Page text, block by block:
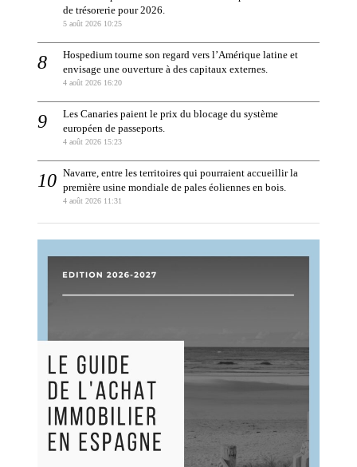
de trésorerie pour 2026.
5 août 2026 10:25
Hospedium tourne son regard vers l’Amérique latine et
envisage une ouverture à des capitaux externes.
4 août 2026 16:20
Les Canaries paient le prix du blocage du système
européen de passeports.
4 août 2026 15:23
Navarre, entre les territoires qui pourraient accueillir la
première usine mondiale de pales éoliennes en bois.
4 août 2026 11:31